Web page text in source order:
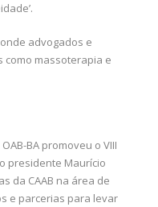
advogados e
como massoterapia e
BA promoveu o VIII
presidente Maurício
da CAAB na área de
e parcerias para levar